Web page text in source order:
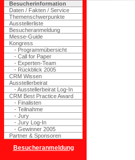
Besucherinformation
Daten / Fakten / Service
Themenschwerpunkte
Ausstellerliste
Besucheranmeldung
Messe-Guide
Kongress
- Programmübersicht
- Call for Paper
- Experten-Team
- Rückblick 2005
CRM Wissen
Ausstellerbeirat
- Ausstellerbeirat Log-In
CRM Best Practice Award
- Finalisten
- Teilnahme
- Jury
- Jury Log-In
- Gewinner 2005
Partner & Sponsoren
Besucheranmeldung